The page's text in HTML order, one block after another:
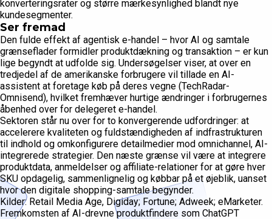
konverteringsrater og større mærkesynlighed blandt nye
kundesegmenter.
Ser fremad
Den fulde effekt af agentisk e-handel – hvor AI og samtale
grænseflader formidler produktdækning og transaktion – er kun
lige begyndt at udfolde sig. Undersøgelser viser, at over en
tredjedel af de amerikanske forbrugere vil tillade en AI-
assistent at foretage køb på deres vegne (TechRadar-
Omnisend), hvilket fremhæver hurtige ændringer i forbrugernes
åbenhed over for delegeret e-handel.
Sektoren står nu over for to konvergerende udfordringer: at
accelerere kvaliteten og fuldstændigheden af indfrastrukturen
til indhold og omkonfigurere detailmedier mod omnichannel, AI-
integrerede strategier. Den næste grænse vil være at integrere
produktdata, anmeldelser og affiliate-relationer for at gøre hver
SKU opdagelig, sammenlignelig og købbar på et øjeblik, uanset
hvor den digitale shopping-samtale begynder.
Kilder: Retail Media Age, Digiday; Fortune; Adweek; eMarketer.
Fremkomsten af AI-drevne produktfindere som ChatGPT